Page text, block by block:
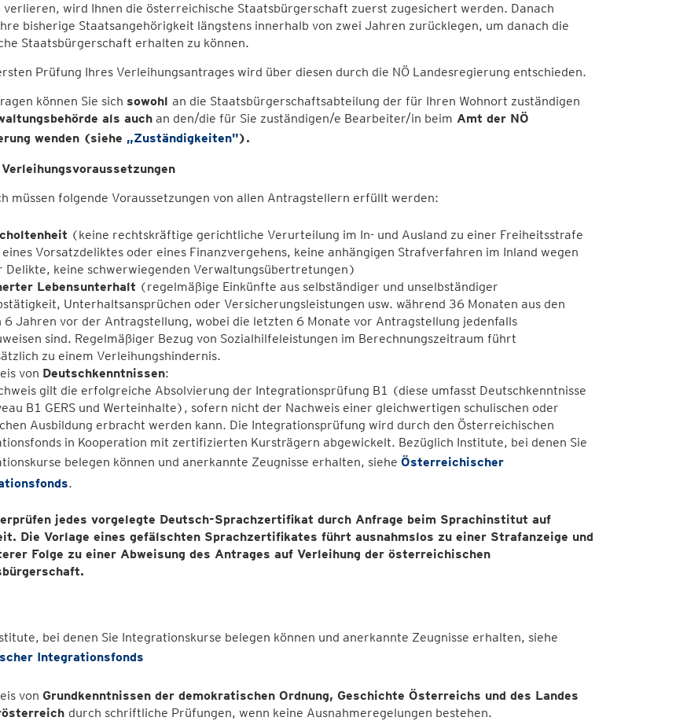
wird Ihnen die österreichische Staatsbürgerschaft zuerst zugesichert werden. Danach
bisherige Staatsangehörigkeit längstens innerhalb von zwei Jahren zurücklegen, um danach die
Staatsbürgerschaft erhalten zu können.
Prüfung Ihres Verleihungsantrages wird über diesen durch die NÖ Landesregierung entschieden.
können Sie sich sowohl an die Staatsbürgerschaftsabteilung der für Ihren Wohnort zuständigen
als auchan den/die für Sie zuständigen/e Bearbeiter/in beim Amt der NÖ
wenden (siehe „Zuständigkeiten").
müssen folgende Voraussetzungen von allen Antragstellern erfüllt werden:
(keine rechtskräftige gerichtliche Verurteilung im In- und Ausland zu einer Freiheitsstrafe
Vorsatzdeliktes oder eines Finanzvergehens, keine anhängigen Strafverfahren im Inland wegen
Delikte, keine schwerwiegenden Verwaltungsübertretungen)
Lebensunterhalt (regelmäßige Einkünfte aus selbständiger und unselbständiger
Unterhaltsansprüchen oder Versicherungsleistungen usw. während 36 Monaten aus den
6 Jahren vor der Antragstellung, wobei die letzten 6 Monate vor Antragstellung jedenfalls
sind. Regelmäßiger Bezug von Sozialhilfeleistungen im Berechnungszeitraum führt
zu einem Verleihungshindernis.
von Deutschkenntnissen:
gilt die erfolgreiche Absolvierung der Integrationsprüfung B1 (diese umfasst Deutschkenntnisse
B1 GERS und Werteinhalte), sofern nicht der Nachweis einer gleichwertigen schulischen oder
Ausbildung erbracht werden kann. Die Integrationsprüfung wird durch den Österreichischen
in Kooperation mit zertiﬁzierten Kursträgern abgewickelt. Bezüglich Institute, bei denen Sie
belegen können und anerkannte Zeugnisse erhalten, siehe Österreichischer
.
jedes vorgelegte Deutsch-Sprachzertifikat durch Anfrage beim Sprachinstitut auf
Die Vorlage eines gefälschten Sprachzertifikates führt ausnahmslos zu einer Strafanzeige und
Folge zu einer Abweisung des Antrages auf Verleihung der österreichischen
bei denen Sie Integrationskurse belegen können und anerkannte Zeugnisse erhalten, siehe
Integrationsfonds
von Grundkenntnissen der demokratischen Ordnung, Geschichte Österreichs und des Landes
durch schriftliche Prüfungen, wenn keine Ausnahmeregelungen bestehen.